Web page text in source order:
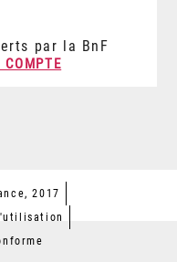
par la BnF
COMPTE
2017